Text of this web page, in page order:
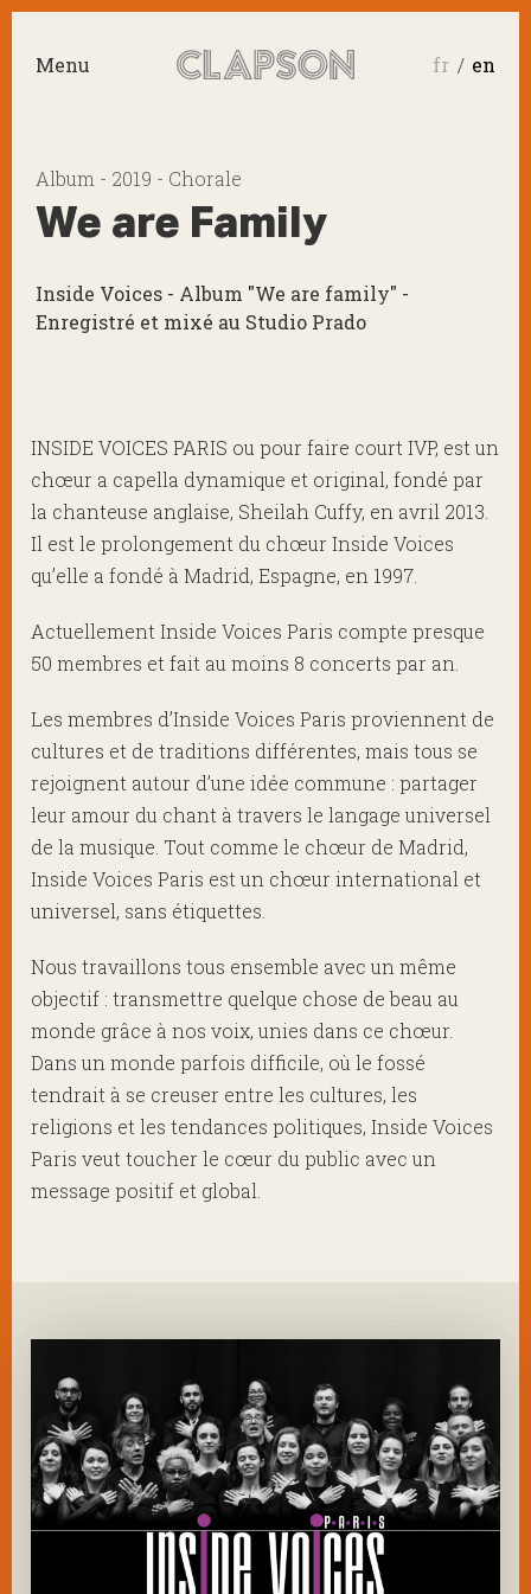
Menu fr en
Album - 2019 - Chorale
We are Family
Inside Voices - Album "We are family" -
Enregistré et mixé au Studio Prado
INSIDE VOICES PARIS ou pour faire court IVP, est un
chœur a capella dynamique et original, fondé par
la chanteuse anglaise, Sheilah Cuffy, en avril 2013.
Il est le prolongement du chœur Inside Voices
qu’elle a fondé à Madrid, Espagne, en 1997.
Actuellement Inside Voices Paris compte presque
50 membres et fait au moins 8 concerts par an.
Les membres d’Inside Voices Paris proviennent de
cultures et de traditions différentes, mais tous se
rejoignent autour d’une idée commune : partager
leur amour du chant à travers le langage universel
de la musique. Tout comme le chœur de Madrid,
Inside Voices Paris est un chœur international et
universel, sans étiquettes.
Nous travaillons tous ensemble avec un même
objectif : transmettre quelque chose de beau au
monde grâce à nos voix, unies dans ce chœur.
Dans un monde parfois difficile, où le fossé
tendrait à se creuser entre les cultures, les
religions et les tendances politiques, Inside Voices
Paris veut toucher le cœur du public avec un
message positif et global.